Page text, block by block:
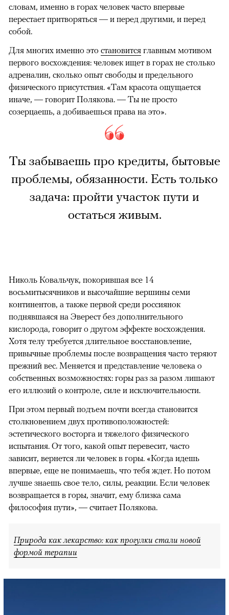
словам, именно в горах человек часто впервые
перестает притворяться — и перед другими, и перед
собой.
Для многих именно это становится главным мотивом
первого восхождения: человек ищет в горах не столько
адреналин, сколько опыт свободы и предельного
физического присутствия. «Там красота ощущается
иначе, — говорит Полякова. — Ты не просто
созерцаешь, а добиваешься права на это».
Ты забываешь про кредиты, бытовые
проблемы, обязанности. Есть только
задача: пройти участок пути и
остаться живым.
Николь Ковальчук, покорившая все 14
восьмитысячников и высочайшие вершины семи
континентов, а также первой среди россиянок
поднявшаяся на Эверест без дополнительного
кислорода, говорит о другом эффекте восхождения.
Хотя телу требуется длительное восстановление,
привычные проблемы после возвращения часто теряют
прежний вес. Меняется и представление человека о
собственных возможностях: горы раз за разом лишают
его иллюзий о контроле, силе и исключительности.
При этом первый подъем почти всегда становится
столкновением двух противоположностей:
эстетического восторга и тяжелого физического
испытания. От того, какой опыт перевесит, часто
зависит, вернется ли человек в горы. «Когда идешь
впервые, еще не понимаешь, что тебя ждет. Но потом
лучше знаешь свое тело, силы, реакции. Если человек
возвращается в горы, значит, ему близка сама
философия пути», — считает Полякова.
Природа как лекарство: как прогулки стали новой
формой терапии